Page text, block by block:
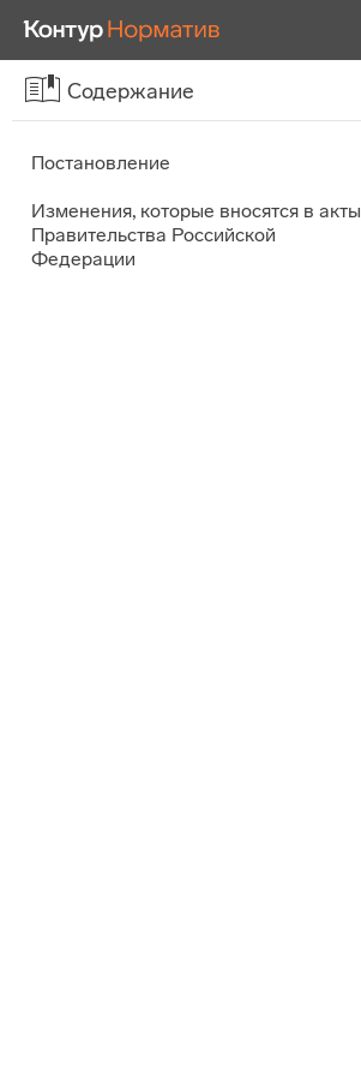
Содержание
Постановление
Изменения, которые вносятся в акты
Правительства Российской
Федерации